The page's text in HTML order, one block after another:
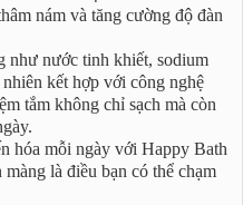
nám và tăng cường độ đàn
như nước tinh khiết, sodium
kết hợp với công nghệ
tắm không chỉ sạch mà còn
hóa mỗi ngày với Happy Bath
là điều bạn có thể chạm